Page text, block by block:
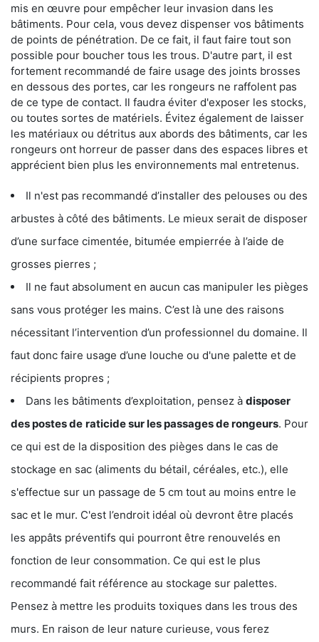
mis en œuvre pour empêcher leur invasion dans les
bâtiments. Pour cela, vous devez dispenser vos bâtiments
de points de pénétration. De ce fait, il faut faire tout son
possible pour boucher tous les trous. D'autre part, il est
fortement recommandé de faire usage des joints brosses
en dessous des portes, car les rongeurs ne raffolent pas
de ce type de contact. Il faudra éviter d'exposer les stocks,
ou toutes sortes de matériels. Évitez également de laisser
les matériaux ou détritus aux abords des bâtiments, car les
rongeurs ont horreur de passer dans des espaces libres et
apprécient bien plus les environnements mal entretenus.
Il n'est pas recommandé d’installer des pelouses ou des
arbustes à côté des bâtiments. Le mieux serait de disposer
d’une surface cimentée, bitumée empierrée à l’aide de
grosses pierres ;
Il ne faut absolument en aucun cas manipuler les pièges
sans vous protéger les mains. C’est là une des raisons
nécessitant l’intervention d’un professionnel du domaine. Il
faut donc faire usage d’une louche ou d'une palette et de
récipients propres ;
Dans les bâtiments d’exploitation, pensez à disposer
des postes de raticide sur les passages de rongeurs. Pour
ce qui est de la disposition des pièges dans le cas de
stockage en sac (aliments du bétail, céréales, etc.), elle
s'effectue sur un passage de 5 cm tout au moins entre le
sac et le mur. C'est l’endroit idéal où devront être placés
les appâts préventifs qui pourront être renouvelés en
fonction de leur consommation. Ce qui est le plus
recommandé fait référence au stockage sur palettes.
Pensez à mettre les produits toxiques dans les trous des
murs. En raison de leur nature curieuse, vous ferez